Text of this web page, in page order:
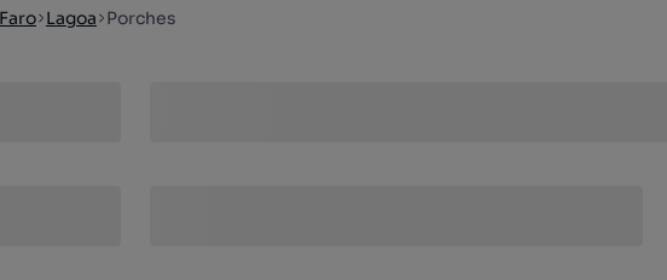
Faro Lagoa Porches